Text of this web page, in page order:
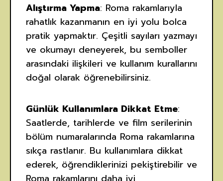
Alıştırma Yapma: Roma rakamlarıyla
rahatlık kazanmanın en iyi yolu bolca
pratik yapmaktır. Çeşitli sayıları yazmayı
ve okumayı deneyerek, bu semboller
arasındaki ilişkileri ve kullanım kurallarını
doğal olarak öğrenebilirsiniz.
Günlük Kullanımlara Dikkat Etme:
Saatlerde, tarihlerde ve film serilerinin
bölüm numaralarında Roma rakamlarına
sıkça rastlanır. Bu kullanımlara dikkat
ederek, öğrendiklerinizi pekiştirebilir ve